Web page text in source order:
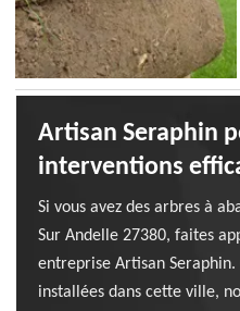
Artisan Seraphin
interventions
Si vous avez des arbres à
Sur Andelle 27380, faites
entreprise Artisan Seraphin.
installées dans cette ville,